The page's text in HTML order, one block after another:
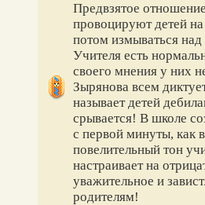
Предвзятое
провоцируют детей
потом измываться
Учителя есть
своего мнения у них
Зырянова всем
называет детей
срывается! В школе
с первой минуты, как
повелительный тон
настраивает на
уважительное и
родителям!